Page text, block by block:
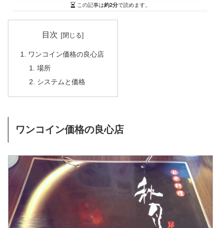
この記事は約2分で読めます。
目次
ワンコイン価格の良心店
場所
システムと価格
ワンコイン価格の良心店